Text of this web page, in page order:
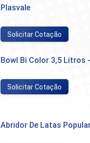
Plasvale
Solicitar Cotação
Bowl Bi Color 3,5 Litros
Solicitar Cotação
Abridor De Latas